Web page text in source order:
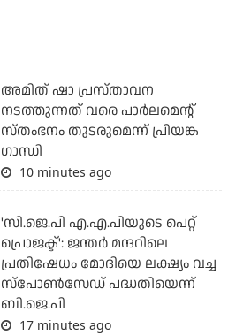
അമിത് ഷാ പ്രസ്താവന
നടത്തുന്നത് വരെ പാര്‍ലമെന്റ്
സ്തംഭനം തുടരുമെന്ന് പ്രിയങ്ക
ഗാന്ധി
10 minutes ago
'സി.ജെ.പി എ.എ.പിയുടെ പെറ്റ്
പ്രൊജക്ട്': ജന്തര്‍ മന്ദറിലെ
പ്രതിഷേധം മോദിയെ ലക്ഷ്യം വച്ച
സ്‌പോണ്‍സേഡ് പദ്ധതിയെന്ന്
ബി.ജെ.പി
17 minutes ago